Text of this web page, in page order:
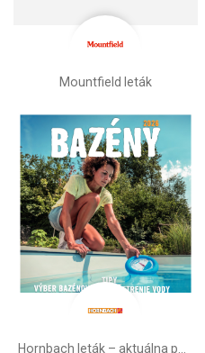
Mountfield leták